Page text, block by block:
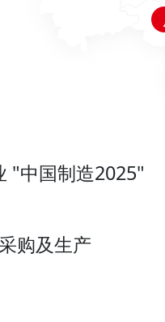
"中国制造2025"
购及生产